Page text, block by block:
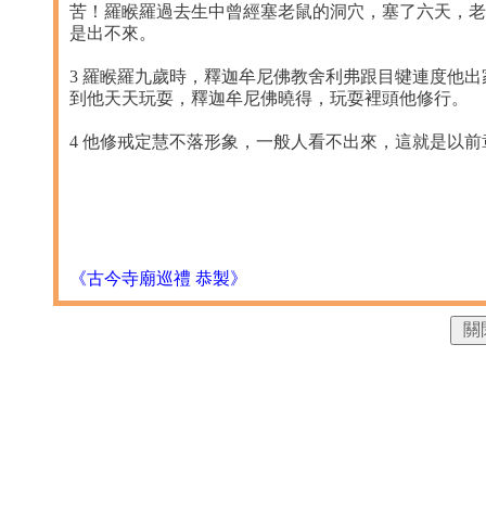
苦！羅睺羅過去生中曾經塞老鼠的洞穴，塞了六天，
是出不來。
3 羅睺羅九歲時，釋迦牟尼佛教舍利弗跟目犍連度他
到他天天玩耍，釋迦牟尼佛曉得，玩耍裡頭他修行。
4 他修戒定慧不落形象，一般人看不出來，這就是以
《古今寺廟巡禮 恭製》